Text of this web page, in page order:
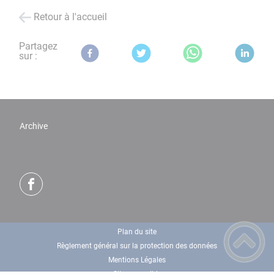
Retour à l'accueil
Partagez
sur :
Archive
Plan du site
Règlement général sur la protection des données
Mentions Légales